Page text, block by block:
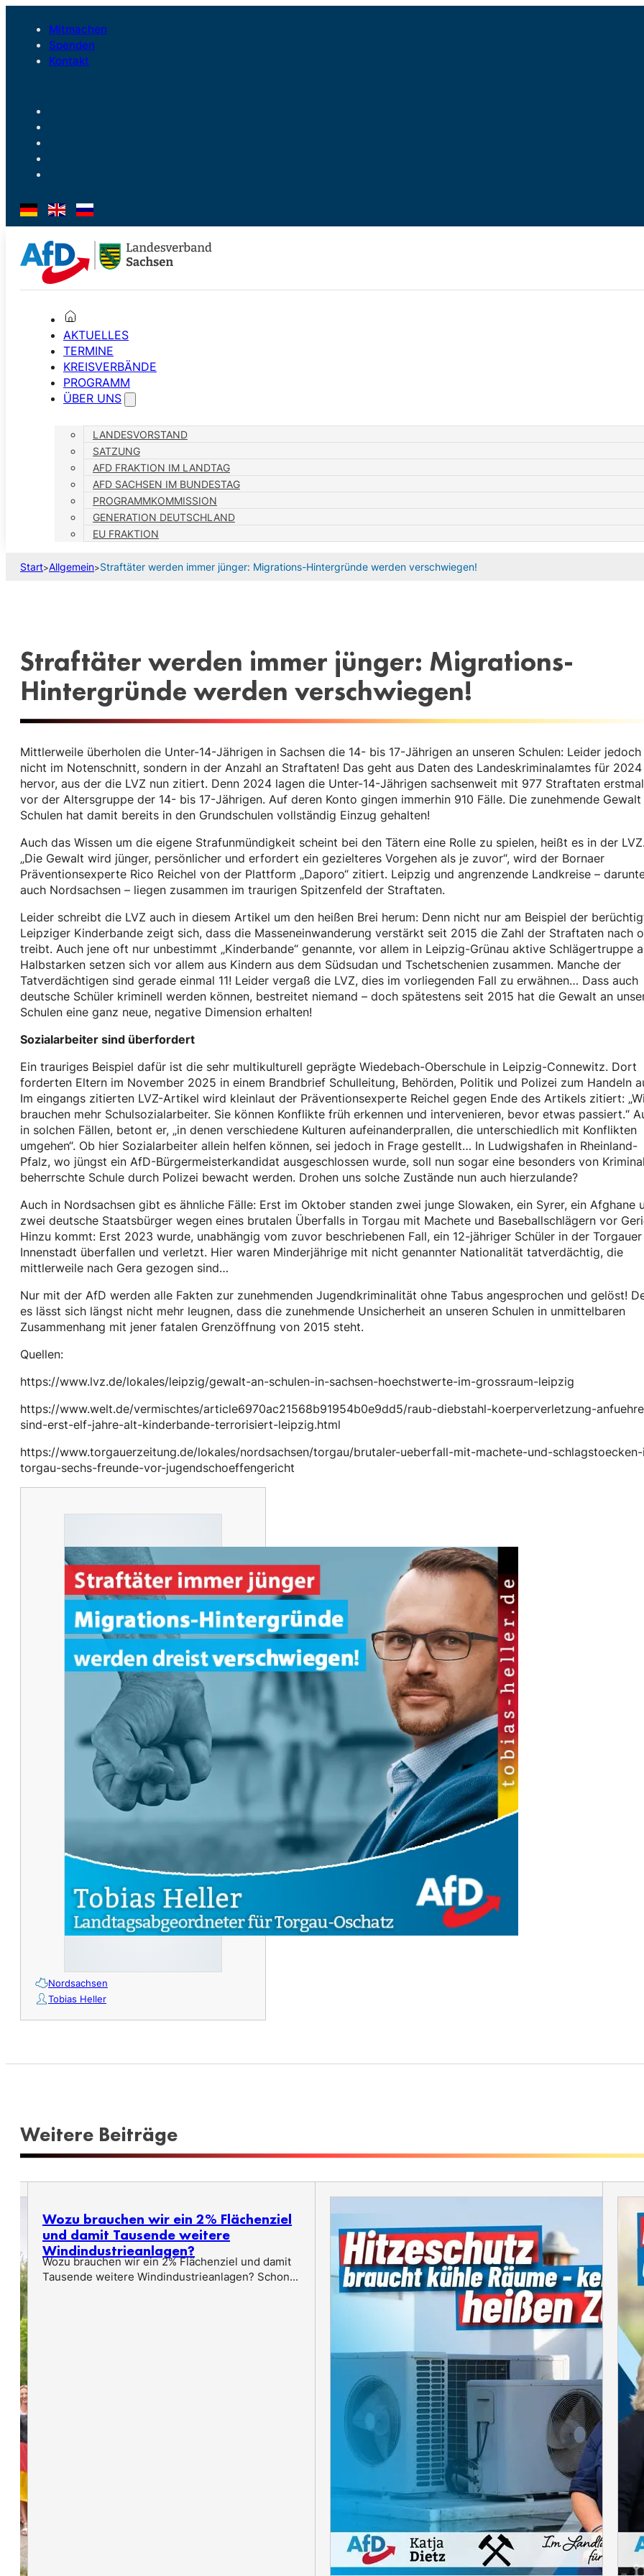
Mitmachen
Spenden
Kontakt
AKTUELLES
TERMINE
KREISVERBÄNDE
PROGRAMM
ÜBER UNS
LANDESVORSTAND
SATZUNG
AFD FRAKTION IM LANDTAG
AFD SACHSEN IM BUNDESTAG
PROGRAMMKOMMISSION
GENERATION DEUTSCHLAND
EU FRAKTION
Start>Allgemein>Straftäter werden immer jünger: Migrations-Hintergründe werden verschwiegen!
Straftäter werden immer jünger: Migrations-
Hintergründe werden verschwiegen!
Mittlerweile überholen die Unter-14-Jährigen in Sachsen die 14- bis 17-Jährigen an unseren Schulen: Leider jedoch
nicht im Notenschnitt, sondern in der Anzahl an Straftaten! Das geht aus Daten des Landeskriminalamtes für 2024
hervor, aus der die LVZ nun zitiert. Denn 2024 lagen die Unter-14-Jährigen sachsenweit mit 977 Straftaten
vor der Altersgruppe der 14- bis 17-Jährigen. Auf deren Konto gingen immerhin 910 Fälle. Die zunehmende Gewalt
Schulen hat damit bereits in den Grundschulen vollständig Einzug gehalten!
Auch das Wissen um die eigene Strafunmündigkeit scheint bei den Tätern eine Rolle zu spielen, heißt es in der LVZ.
„Die Gewalt wird jünger, persönlicher und erfordert ein gezielteres Vorgehen als je zuvor“, wird der Bornaer
Präventionsexperte Rico Reichel von der Plattform „Daporo“ zitiert. Leipzig und angrenzende Landkreise –
auch Nordsachsen – liegen zusammen im traurigen Spitzenfeld der Straftaten.
Leider schreibt die LVZ auch in diesem Artikel um den heißen Brei herum: Denn nicht nur am Beispiel der
Leipziger Kinderbande zeigt sich, dass die Masseneinwanderung verstärkt seit 2015 die Zahl der Straftaten nach
treibt. Auch jene oft nur unbestimmt „Kinderbande“ genannte, vor allem in Leipzig-Grünau aktive Schlägertruppe
Halbstarken setzen sich vor allem aus Kindern aus dem Südsudan und Tschetschenien zusammen. Manche der
Tatverdächtigen sind gerade einmal 11! Leider vergaß die LVZ, dies im vorliegenden Fall zu erwähnen… Dass auch
deutsche Schüler kriminell werden können, bestreitet niemand – doch spätestens seit 2015 hat die Gewalt an
Schulen eine ganz neue, negative Dimension erhalten!
Sozialarbeiter sind überfordert
Ein trauriges Beispiel dafür ist die sehr multikulturell geprägte Wiedebach-Oberschule in Leipzig-Connewitz. Dort
forderten Eltern im November 2025 in einem Brandbrief Schulleitung, Behörden, Politik und Polizei zum Handeln
Im eingangs zitierten LVZ-Artikel wird kleinlaut der Präventionsexperte Reichel gegen Ende des Artikels zitiert:
brauchen mehr Schulsozialarbeiter. Sie können Konflikte früh erkennen und intervenieren, bevor etwas passiert.“
in solchen Fällen, betont er, „in denen verschiedene Kulturen aufeinanderprallen, die unterschiedlich mit Konflikten
umgehen“. Ob hier Sozialarbeiter allein helfen können, sei jedoch in Frage gestellt… In Ludwigshafen in Rheinland-
Pfalz, wo jüngst ein AfD-Bürgermeisterkandidat ausgeschlossen wurde, soll nun sogar eine besonders von
beherrschte Schule durch Polizei bewacht werden. Drohen uns solche Zustände nun auch hierzulande?
Auch in Nordsachsen gibt es ähnliche Fälle: Erst im Oktober standen zwei junge Slowaken, ein Syrer, ein Afghane
zwei deutsche Staatsbürger wegen eines brutalen Überfalls in Torgau mit Machete und Baseballschlägern vor
Hinzu kommt: Erst 2023 wurde, unabhängig vom zuvor beschriebenen Fall, ein 12-jähriger Schüler in der Torgauer
Innenstadt überfallen und verletzt. Hier waren Minderjährige mit nicht genannter Nationalität tatverdächtig, die
mittlerweile nach Gera gezogen sind…
Nur mit der AfD werden alle Fakten zur zunehmenden Jugendkriminalität ohne Tabus angesprochen und gelöst!
es lässt sich längst nicht mehr leugnen, dass die zunehmende Unsicherheit an unseren Schulen in unmittelbaren
Zusammenhang mit jener fatalen Grenzöffnung von 2015 steht.
Quellen:
https://www.lvz.de/lokales/leipzig/gewalt-an-schulen-in-sachsen-hoechstwerte-im-grossraum-leipzig
https://www.welt.de/vermischtes/article6970ac21568b91954b0e9dd5/raub-diebstahl-koerperverletzung-
sind-erst-elf-jahre-alt-kinderbande-terrorisiert-leipzig.html
https://www.torgauerzeitung.de/lokales/nordsachsen/torgau/brutaler-ueberfall-mit-machete-und-
torgau-sechs-freunde-vor-jugendschoeffengericht
Nordsachsen
Tobias Heller
Weitere Beiträge
Wozu brauchen wir ein 2% Flächenziel
und damit Tausende weitere
Windindustrieanlagen?
Wozu brauchen wir ein 2% Flächenziel und damit
Tausende weitere Windindustrieanlagen? Schon...